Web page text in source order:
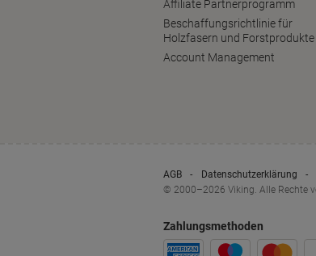
Affiliate Partnerprogramm
Beschaffungsrichtlinie für
Holzfasern und Forstprodukte
Account Management
AGB Datenschutzerklärung
© 2000–2026 Viking. Alle Rechte
Zahlungsmethoden